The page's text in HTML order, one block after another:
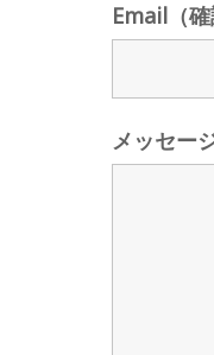
Email（確
メッセー